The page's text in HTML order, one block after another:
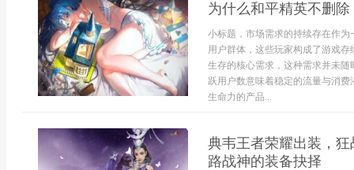
为什么和平精英不删
小标题，市场需求的持续存在作
用户群体，这些玩家构成了游戏
生存的核心需求，这种需求并未
跃用户数意味着稳定的流量与消
生命力的产品...
典韦王者荣耀出装，
路战神的装备抉择